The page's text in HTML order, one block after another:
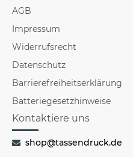
AGB
Impressum
Widerrufsrecht
Datenschutz
Barrierefreiheitserklärung
Batteriegesetzhinweise
Kontaktiere uns
shop@tassendruck.de